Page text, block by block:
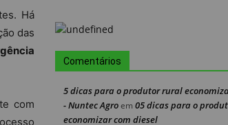
Há
das
com
Comentários
5 dicas para o produtor rural
- Nuntec Agroem 05 dicas para o
economizar com diesel